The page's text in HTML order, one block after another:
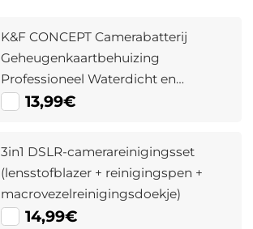
K&F CONCEPT Camerabatterij
Geheugenkaartbehuizing
Professioneel Waterdicht en
Schokbestendig met Kaartsleuf voor
Batterijen, 2 CF Kaarten of 2 XQD, 4
SD Kaarten en 6 TF Kaarten.
13,99€
3in1 DSLR-camerareinigingsset
(lensstofblazer + reinigingspen +
macrovezelreinigingsdoekje)
14,99€